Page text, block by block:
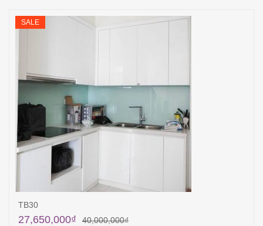
SALE
TB30
40,000,000₫
27,650,000₫